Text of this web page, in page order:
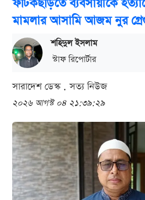
ফটিকছড়িতে ব্যবসায়ীকে
মামলার আসামি আজম নুর
শ‌হিদুল ইসলাম
স্টাফ রিপোর্টার
সারাদেশ ডেস্ক . সত্য নিউজ
২০২৬ আগস্ট ০৪ ২১:৩৯:২৯